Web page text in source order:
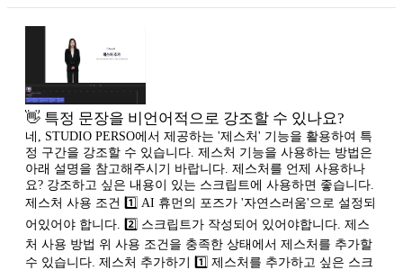
👋 특정 문장을 비언어적으로 강조할 수 있나요?
네, STUDIO PERSO에서 제공하는 '제스처' 기능을 활용하여 특
정 구간을 강조할 수 있습니다. 제스처 기능을 사용하는 방법은
아래 설명을 참고해주시기 바랍니다. 제스처를 언제 사용하나
요? 강조하고 싶은 내용이 있는 스크립트에 사용하면 좋습니다.
제스처 사용 조건 1️⃣ AI 휴먼의 포즈가 '자연스러움'으로 설정되
어있어야 합니다. 2️⃣ 스크립트가 작성되어 있어야합니다. 제스
처 사용 방법 위 사용 조건을 충족한 상태에서 제스처를 추가할
수 있습니다. 제스처 추가하기 1️⃣ 제스처를 추가하고 싶은 스크